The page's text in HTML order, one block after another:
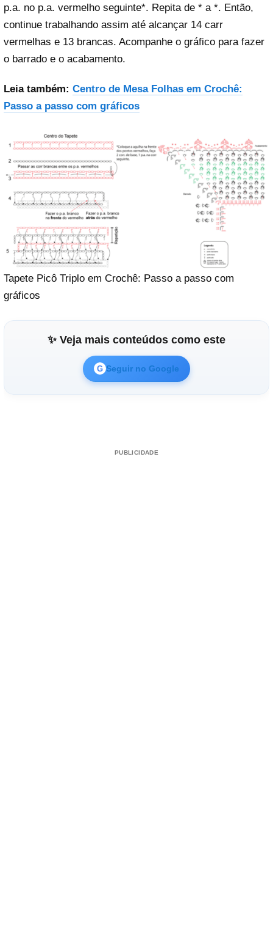
p.a. no p.a. vermelho seguinte*. Repita de * a *. Então,
continue trabalhando assim até alcançar 14 carr
vermelhas e 13 brancas. Acompanhe o gráfico para fazer
o barrado e o acabamento.
Leia também: Centro de Mesa Folhas em Crochê:
Passo a passo com gráficos
Tapete Picô Triplo em Crochê: Passo a passo com
gráficos
✨ Veja mais conteúdos como este
G Seguir no Google
PUBLICIDADE